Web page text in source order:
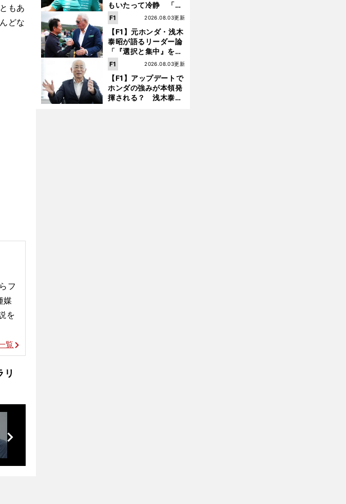
もあ
どな
フ
媒
を
覧
リ
もいたって冷静 「ハ
ンガリーGPが僕らに
優しいサーキットであ
ることを願う」
【F1】元ホンダ・浅木
泰昭が語るリーダー論
「『選択と集中』をし
なければ、部下の心は
どんどん離れていく」
2026.08.03更新
F1
【F1】アップデートで
ホンダの強みが本領発
揮される？ 浅木泰昭
2026.08.03更新
F1